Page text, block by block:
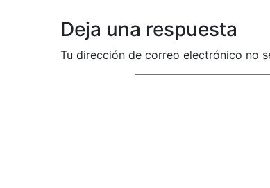
Deja una respuesta
Tu dirección de correo electrónico no